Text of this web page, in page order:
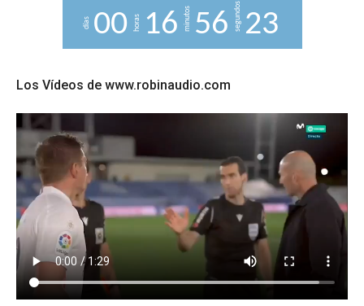
días 00 horas 16 minutos 56 segundos22
3
Los Vídeos de www.robinaudio.com